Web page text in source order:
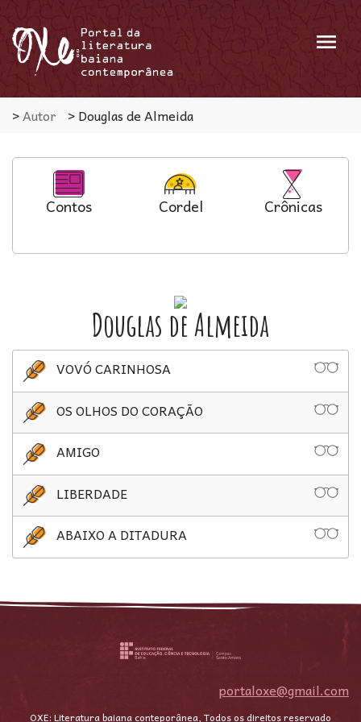
Menu
>Autor >Douglas de Almeida
Contos Cordel Crônicas
Douglas de Almeida
VOVÓ CARINHOSA
OS OLHOS DO CORAÇÃO
AMIGO
LIBERDADE
ABAIXO A DITADURA
portaloxe@gmail.com
OXE: Literatura baiana conteporânea, Todos os direitos reservado